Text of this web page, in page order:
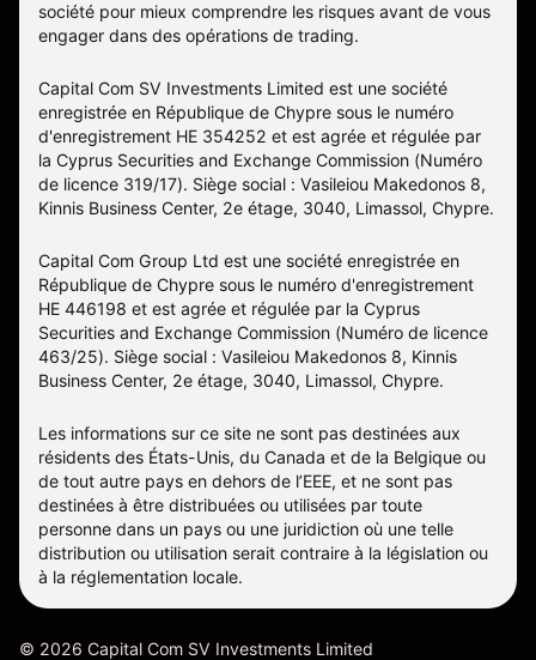
société pour mieux comprendre les risques avant de vous
engager dans des opérations de trading.
Capital Com SV Investments Limited est une société
enregistrée en République de Chypre sous le numéro
d'enregistrement HE 354252 et est agrée et régulée par
la Cyprus Securities and Exchange Commission (Numéro
de licence 319/17). Siège social : Vasileiou Makedonos 8,
Kinnis Business Center, 2e étage, 3040, Limassol, Chypre.
Capital Com Group Ltd est une société enregistrée en
République de Chypre sous le numéro d'enregistrement
ΗΕ 446198 et est agrée et régulée par la Cyprus
Securities and Exchange Commission (Numéro de licence
463/25). Siège social : Vasileiou Makedonos 8, Kinnis
Business Center, 2e étage, 3040, Limassol, Chypre.
Les informations sur ce site ne sont pas destinées aux
résidents des États-Unis, du Canada et de la Belgique ou
de tout autre pays en dehors de l’EEE, et ne sont pas
destinées à être distribuées ou utilisées par toute
personne dans un pays ou une juridiction où une telle
distribution ou utilisation serait contraire à la législation ou
à la réglementation locale.
© 2026 Capital Com SV Investments Limited